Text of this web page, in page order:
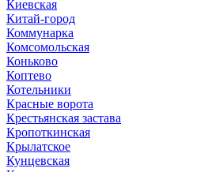
Киевская
Китай-город
Коммунарка
Комсомольская
Коньково
Коптево
Котельники
Красные ворота
Крестьянская застава
Кропоткинская
Крылатское
Кунцевская